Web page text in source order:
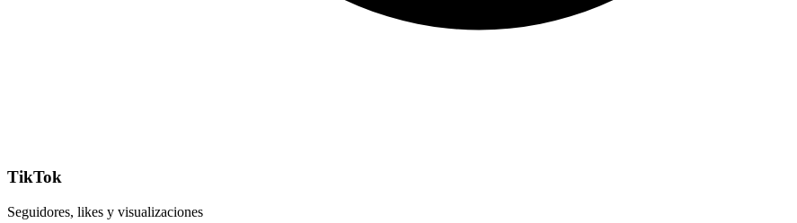
TikTok
Seguidores, likes y visualizaciones